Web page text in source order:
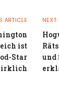
ARTICLE
ist
Star
NEXT
und